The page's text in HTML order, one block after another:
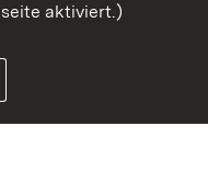
aktiviert.)